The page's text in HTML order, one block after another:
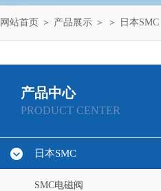
网站首页 ＞ 产品展示 ＞ ＞ 日本SMC
产品中心
PRODUCT CENTER
日本SMC
SMC电磁阀